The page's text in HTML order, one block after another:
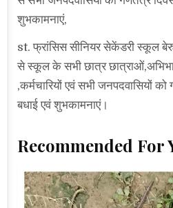
शुभकामनाएं,
st. फ्रांसिस सीनियर सेकेंडरी स्कूल
से स्कूल के सभी छात्र
,कर्मचारियों एवं सभी जनपदवासियों
बधाई एवं शुभकामनाएं।
Recommended For